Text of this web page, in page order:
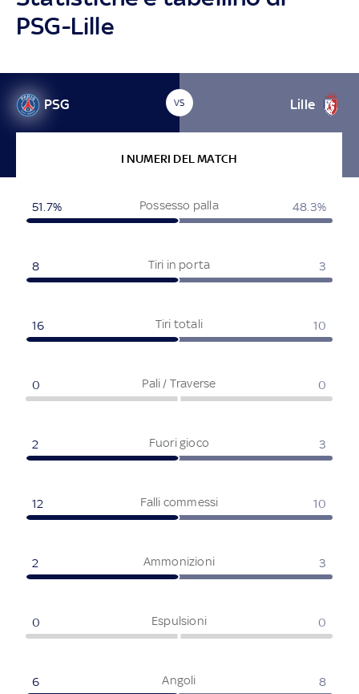
PSG-Lille
PSG VS Lille
I NUMERI DEL MATCH
Possesso palla
51.7% 48.3%
Tiri in porta
8 3
Tiri totali
16 10
Pali / Traverse
0 0
Fuori gioco
2 3
Falli commessi
12 10
Ammonizioni
2 3
Espulsioni
0 0
Angoli
6 8